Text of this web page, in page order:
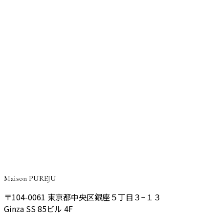
Maison PUREJU
〒104-0061 東京都中央区銀座５丁目３−１３
Ginza SS 85ビル 4F